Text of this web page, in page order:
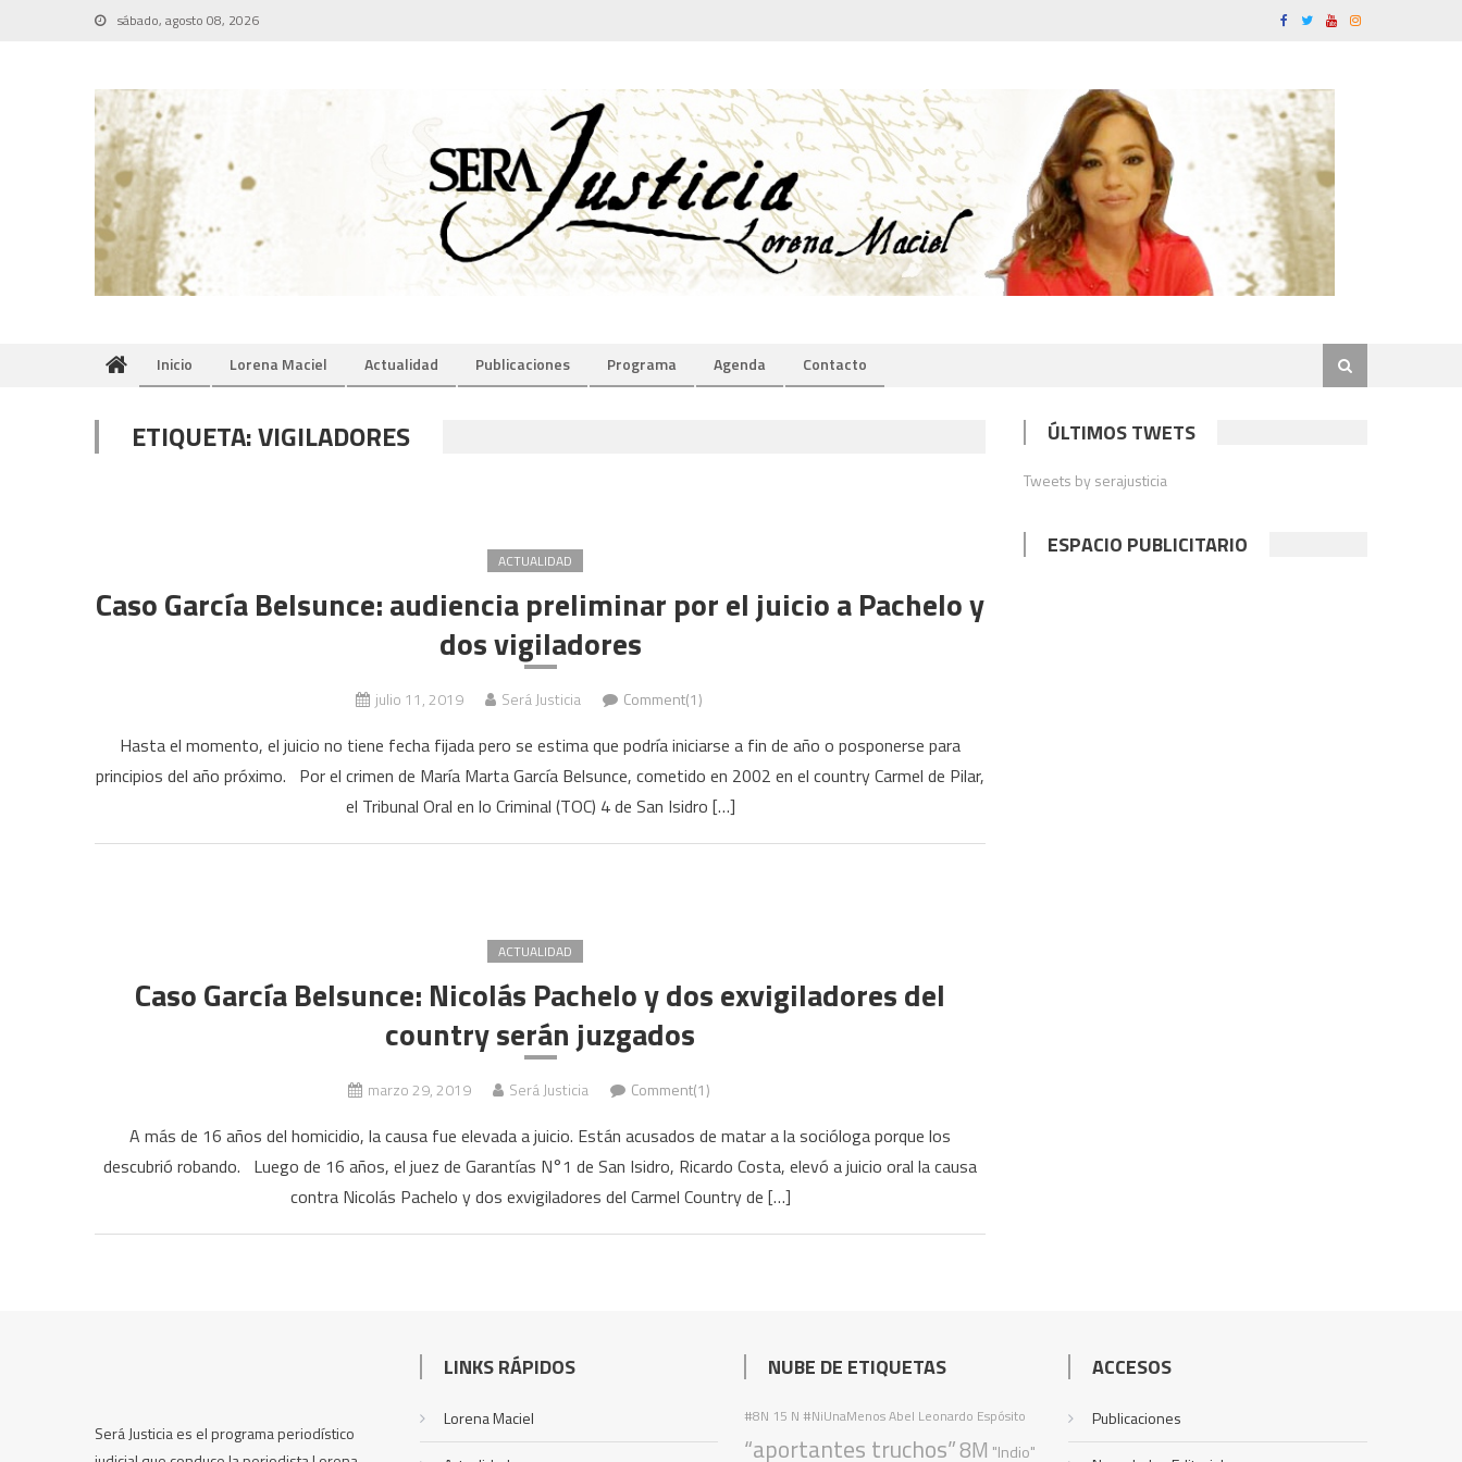
sábado, agosto 08, 2026
Inicio Lorena Maciel Actualidad Publicaciones Programa Agenda Contacto
ETIQUETA:VIGILADORES
ACTUALIDAD
Caso García Belsunce: audiencia preliminar por el juicio a Pachelo y
dos vigiladores
julio 11, 2019 Será Justicia Comment(1)
Hasta el momento, el juicio no tiene fecha fijada pero se estima que podría iniciarse a fin de año o posponerse para
principios del año próximo. Por el crimen de María Marta García Belsunce, cometido en 2002 en el country Carmel de Pilar,
el Tribunal Oral en lo Criminal (TOC) 4 de San Isidro […]
ACTUALIDAD
Caso García Belsunce: Nicolás Pachelo y dos exvigiladores del
country serán juzgados
marzo 29, 2019 Será Justicia Comment(1)
A más de 16 años del homicidio, la causa fue elevada a juicio. Están acusados de matar a la socióloga porque los
descubrió robando. Luego de 16 años, el juez de Garantías N°1 de San Isidro, Ricardo Costa, elevó a juicio oral la causa
contra Nicolás Pachelo y dos exvigiladores del Carmel Country de […]
ÚLTIMOS TWETS
Tweets by serajusticia
ESPACIO PUBLICITARIO
Será Justicia es el programa periodístico
LINKS RÁPIDOS
Lorena Maciel
NUBE DE ETIQUETAS
#8N 15 N #NiUnaMenosAbel Leonardo Espósito
“aportantes truchos”8M "Indio"
ACCESOS
Publicaciones